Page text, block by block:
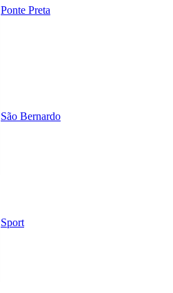
Ponte Preta
São Bernardo
Sport